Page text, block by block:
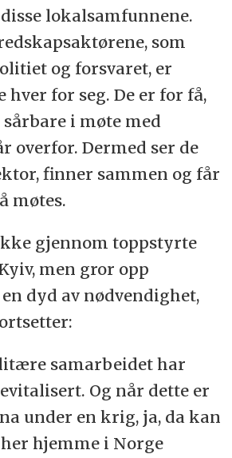
lokalsamfunnene.
som
og forsvaret, er
for seg. De er for få,
i møte med
overfor. Dermed ser de
finner sammen og får
møtes.
gjennom toppstyrte
men gror opp
dyd av nødvendighet,
samarbeidet har
Og når dette er
under en krig, ja, da kan
hjemme i Norge